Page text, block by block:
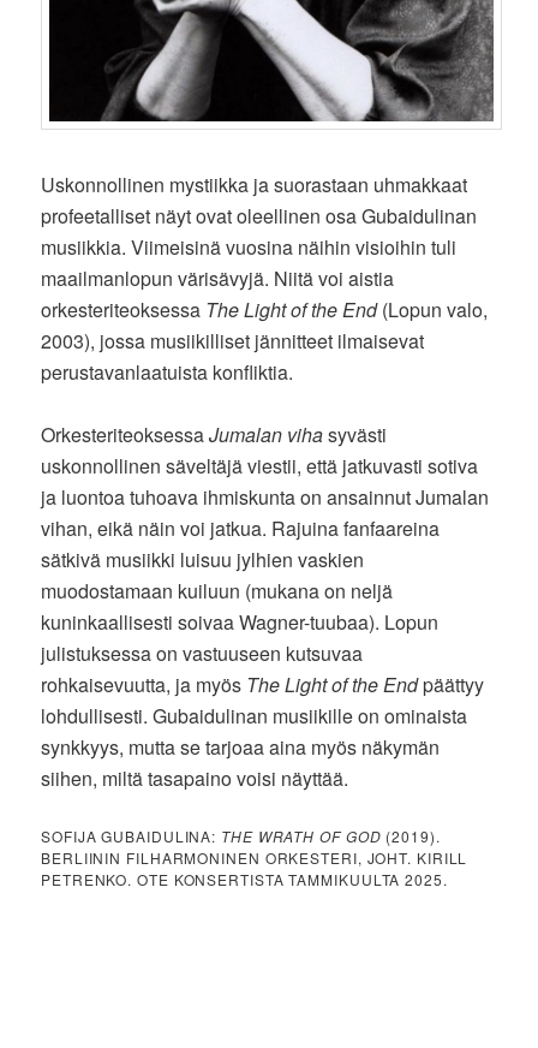
Uskonnollinen mystiikka ja suorastaan uhmakkaat
profeetalliset näyt ovat oleellinen osa Gubaidulinan
musiikkia. Viimeisinä vuosina näihin visioihin tuli
maailmanlopun värisävyjä. Niitä voi aistia
orkesteriteoksessa The Light of the End(Lopun valo,
2003), jossa musiikilliset jännitteet ilmaisevat
perustavanlaatuista konfliktia.
OrkesteriteoksessaJumalan vihasyvästi
uskonnollinen säveltäjä viestii, että jatkuvasti sotiva
ja luontoa tuhoava ihmiskunta on ansainnut Jumalan
vihan, eikä näin voi jatkua. Rajuina fanfaareina
sätkivä musiikki luisuu jylhien vaskien
muodostamaan kuiluun (mukana on neljä
kuninkaallisesti soivaa Wagner-tuubaa). Lopun
julistuksessa on vastuuseen kutsuvaa
rohkaisevuutta, ja myös The Light of the Endpäättyy
lohdullisesti. Gubaidulinan musiikille on ominaista
synkkyys, mutta se tarjoaa aina myös näkymän
siihen, miltä tasapaino voisi näyttää.
SOFIJA GUBAIDULINA: THE WRATH OF GOD (2019).
BERLIININ FILHARMONINEN ORKESTERI, JOHT. KIRILL
PETRENKO. OTE KONSERTISTA TAMMIKUULTA 2025.